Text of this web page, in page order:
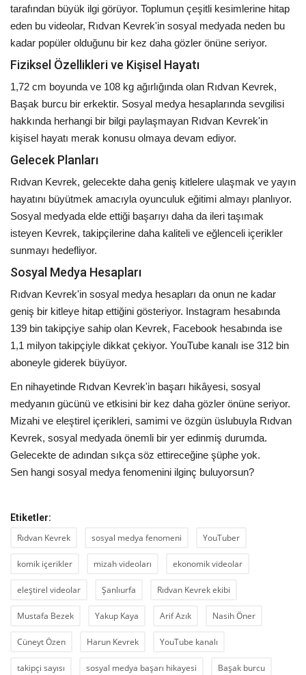
tarafından büyük ilgi görüyor. Toplumun çeşitli kesimlerine hitap
eden bu videolar, Rıdvan Kevrek'in sosyal medyada neden bu
kadar popüler olduğunu bir kez daha gözler önüne seriyor.
Fiziksel Özellikleri ve Kişisel Hayatı
1,72 cm boyunda ve 108 kg ağırlığında olan Rıdvan Kevrek,
Başak burcu bir erkektir. Sosyal medya hesaplarında sevgilisi
hakkında herhangi bir bilgi paylaşmayan Rıdvan Kevrek'in
kişisel hayatı merak konusu olmaya devam ediyor.
Gelecek Planları
Rıdvan Kevrek, gelecekte daha geniş kitlelere ulaşmak ve yayın
hayatını büyütmek amacıyla oyunculuk eğitimi almayı planlıyor.
Sosyal medyada elde ettiği başarıyı daha da ileri taşımak
isteyen Kevrek, takipçilerine daha kaliteli ve eğlenceli içerikler
sunmayı hedefliyor.
Sosyal Medya Hesapları
Rıdvan Kevrek'in sosyal medya hesapları da onun ne kadar
geniş bir kitleye hitap ettiğini gösteriyor. Instagram hesabında
139 bin takipçiye sahip olan Kevrek, Facebook hesabında ise
1,1 milyon takipçiyle dikkat çekiyor. YouTube kanalı ise 312 bin
aboneyle giderek büyüyor.
En nihayetinde Rıdvan Kevrek'in başarı hikâyesi, sosyal
medyanın gücünü ve etkisini bir kez daha gözler önüne seriyor.
Mizahi ve eleştirel içerikleri, samimi ve özgün üslubuyla Rıdvan
Kevrek, sosyal medyada önemli bir yer edinmiş durumda.
Gelecekte de adından sıkça söz ettireceğine şüphe yok.
Sen hangi sosyal medya fenomenini ilginç buluyorsun?
Etiketler:
Rıdvan Kevrek sosyal medya fenomeni YouTuber
komik içerikler mizah videoları ekonomik videolar
eleştirel videolar Şanlıurfa Rıdvan Kevrek ekibi
Mustafa Bezek Yakup Kaya Arif Azık Nasih Öner
Cüneyt Özen Harun Kevrek YouTube kanalı
takipçi sayısı sosyal medya başarı hikayesi Başak burcu